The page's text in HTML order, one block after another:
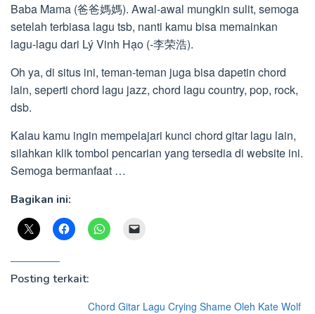
Baba Mama (爸爸媽媽). Awal-awal mungkin sulit, semoga
setelah terbiasa lagu tsb, nanti kamu bisa memainkan
lagu-lagu dari Lý Vinh Hạo (-李荣浩).
Oh ya, di situs ini, teman-teman juga bisa dapetin chord
lain, seperti chord lagu jazz, chord lagu country, pop, rock,
dsb.
Kalau kamu ingin mempelajari kunci chord gitar lagu lain,
silahkan klik tombol pencarian yang tersedia di website ini.
Semoga bermanfaat …
Bagikan ini:
Posting terkait:
Chord Gitar Lagu Crying Shame Oleh Kate Wolf